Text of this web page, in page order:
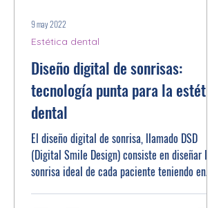
Diseño digital de sonrisas:
tecnología punta para la estética
dental
El diseño digital de sonrisa, llamado DSD
(Digital Smile Design) consiste en diseñar la
sonrisa ideal de cada paciente teniendo en
Estética dental
9 may 2022